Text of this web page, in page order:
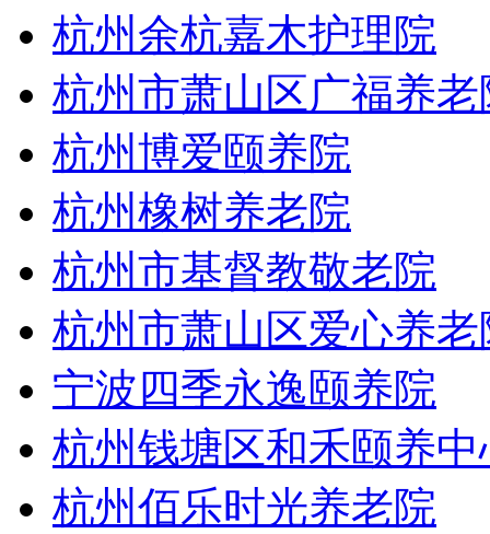
杭州余杭嘉木护理院
杭州市萧山区广福养老
杭州博爱颐养院
杭州橡树养老院
杭州市基督教敬老院
杭州市萧山区爱心养老
宁波四季永逸颐养院
杭州钱塘区和禾颐养中
杭州佰乐时光养老院